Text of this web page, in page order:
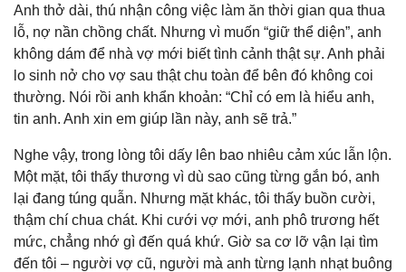
Anh thở dài, thú nhận công việc làm ăn thời gian qua thua
lỗ, nợ nần chồng chất. Nhưng vì muốn “giữ thể diện”, anh
không dám để nhà vợ mới biết tình cảnh thật sự. Anh phải
lo sinh nở cho vợ sau thật chu toàn để bên đó không coi
thường. Nói rồi anh khẩn khoản: “Chỉ có em là hiểu anh,
tin anh. Anh xin em giúp lần này, anh sẽ trả.”
Nghe vậy, trong lòng tôi dấy lên bao nhiêu cảm xúc lẫn lộn.
Một mặt, tôi thấy thương vì dù sao cũng từng gắn bó, anh
lại đang túng quẫn. Nhưng mặt khác, tôi thấy buồn cười,
thậm chí chua chát. Khi cưới vợ mới, anh phô trương hết
mức, chẳng nhớ gì đến quá khứ. Giờ sa cơ lỡ vận lại tìm
đến tôi – người vợ cũ, người mà anh từng lạnh nhạt buông